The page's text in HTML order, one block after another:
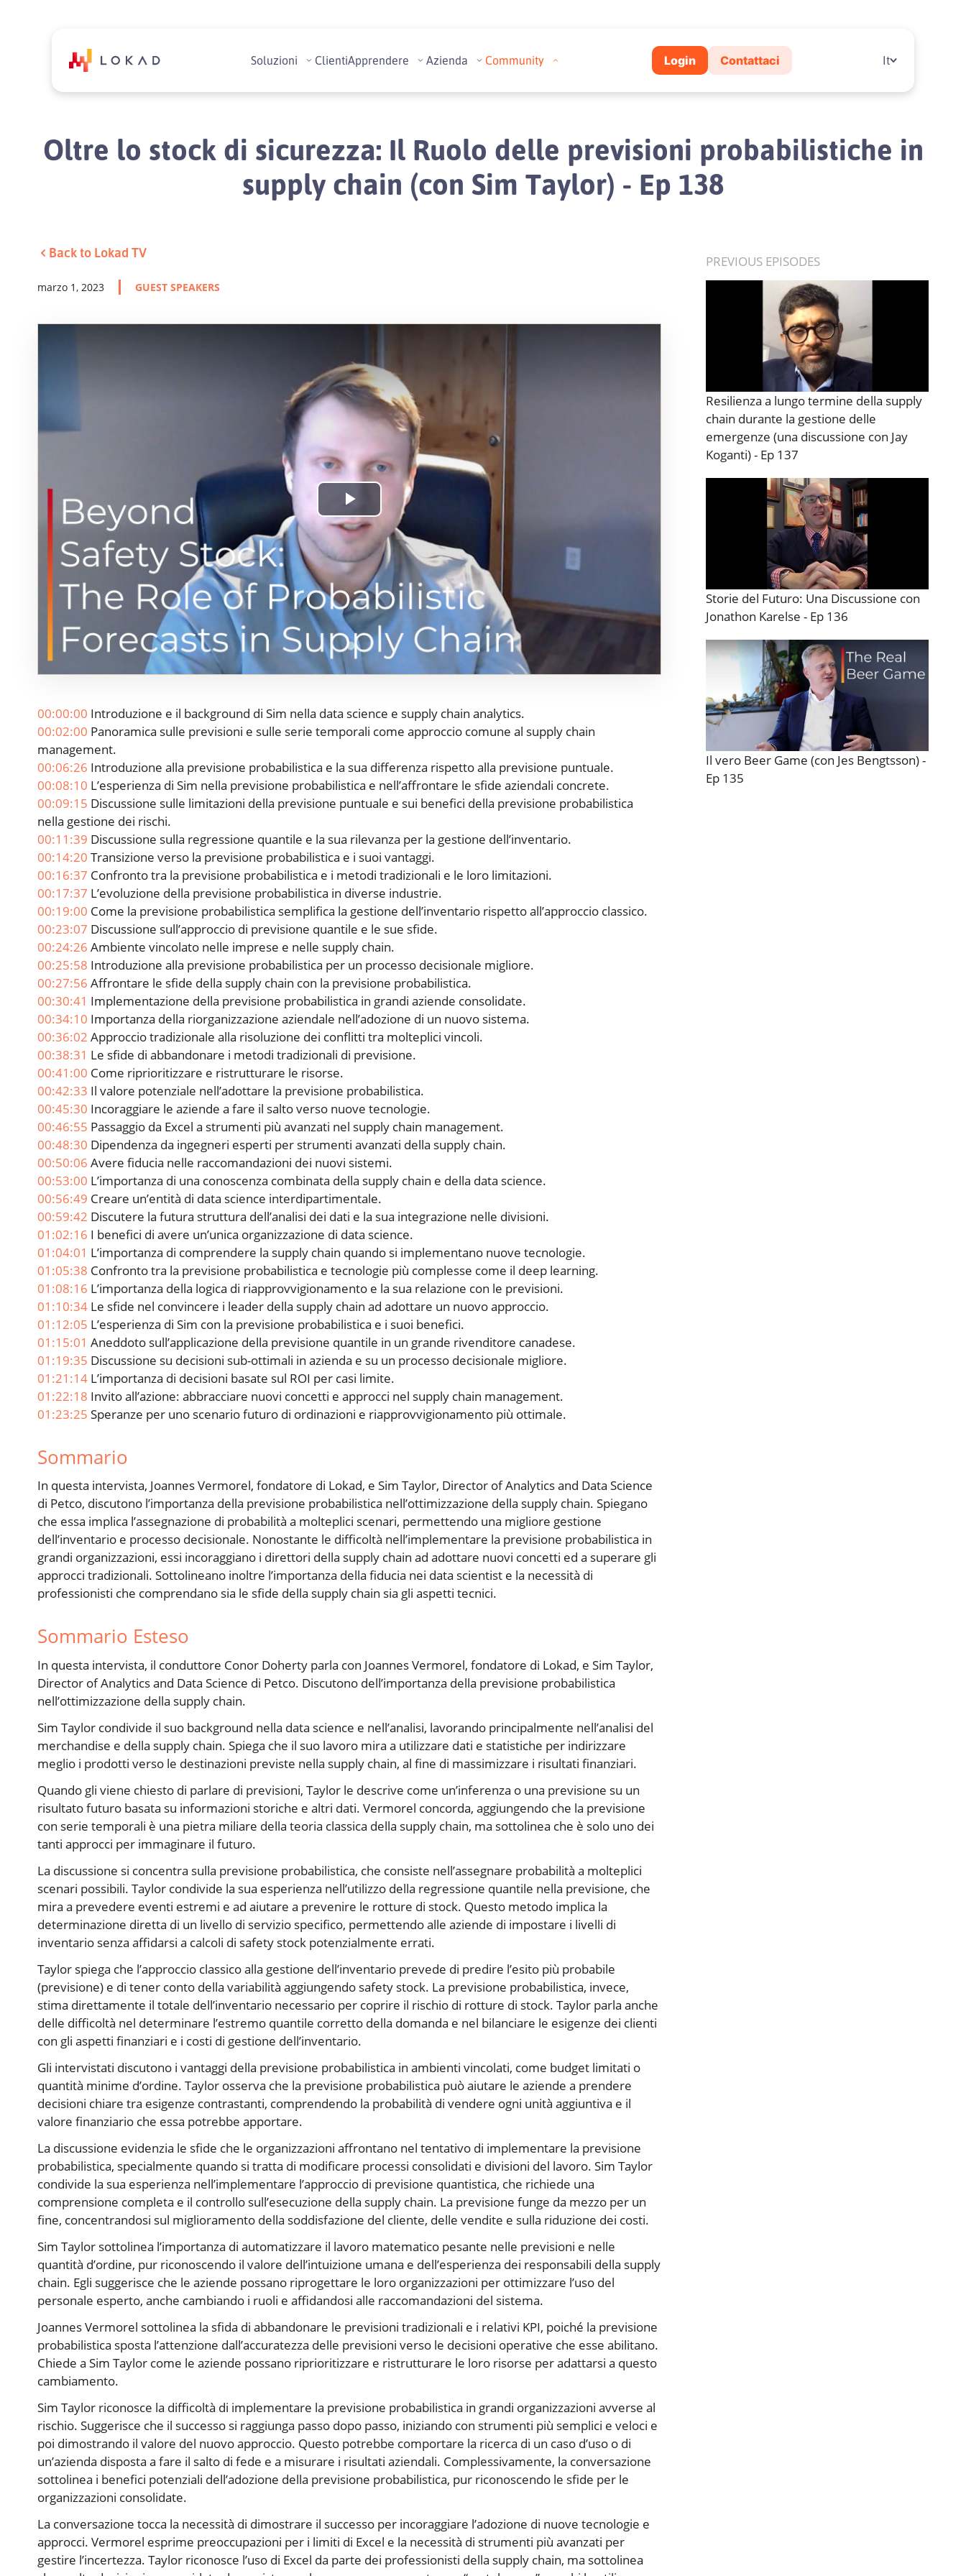
Soluzioni ClientiApprendere Azienda Community Login Contattaci It
Oltre lo stock di sicurezza: Il Ruolo delle previsioni probabilistiche in
supply chain (con Sim Taylor) - Ep 138
Back to Lokad TV
marzo 1, 2023 GUEST SPEAKERS
Play
Video
00:00:00 Introduzione e il background di Sim nella data science e supply chain analytics.
00:02:00 Panoramica sulle previsioni e sulle serie temporali come approccio comune al supply chain
management.
00:06:26 Introduzione alla previsione probabilistica e la sua differenza rispetto alla previsione puntuale.
00:08:10 L’esperienza di Sim nella previsione probabilistica e nell’affrontare le sfide aziendali concrete.
00:09:15 Discussione sulle limitazioni della previsione puntuale e sui benefici della previsione probabilistica
nella gestione dei rischi.
00:11:39 Discussione sulla regressione quantile e la sua rilevanza per la gestione dell’inventario.
00:14:20 Transizione verso la previsione probabilistica e i suoi vantaggi.
00:16:37 Confronto tra la previsione probabilistica e i metodi tradizionali e le loro limitazioni.
00:17:37 L’evoluzione della previsione probabilistica in diverse industrie.
00:19:00 Come la previsione probabilistica semplifica la gestione dell’inventario rispetto all’approccio classico.
00:23:07 Discussione sull’approccio di previsione quantile e le sue sfide.
00:24:26 Ambiente vincolato nelle imprese e nelle supply chain.
00:25:58 Introduzione alla previsione probabilistica per un processo decisionale migliore.
00:27:56 Affrontare le sfide della supply chain con la previsione probabilistica.
00:30:41 Implementazione della previsione probabilistica in grandi aziende consolidate.
00:34:10 Importanza della riorganizzazione aziendale nell’adozione di un nuovo sistema.
00:36:02 Approccio tradizionale alla risoluzione dei conflitti tra molteplici vincoli.
00:38:31 Le sfide di abbandonare i metodi tradizionali di previsione.
00:41:00 Come riprioritizzare e ristrutturare le risorse.
00:42:33 Il valore potenziale nell’adottare la previsione probabilistica.
00:45:30 Incoraggiare le aziende a fare il salto verso nuove tecnologie.
00:46:55 Passaggio da Excel a strumenti più avanzati nel supply chain management.
00:48:30 Dipendenza da ingegneri esperti per strumenti avanzati della supply chain.
00:50:06 Avere fiducia nelle raccomandazioni dei nuovi sistemi.
00:53:00 L’importanza di una conoscenza combinata della supply chain e della data science.
00:56:49 Creare un’entità di data science interdipartimentale.
00:59:42 Discutere la futura struttura dell’analisi dei dati e la sua integrazione nelle divisioni.
01:02:16 I benefici di avere un’unica organizzazione di data science.
01:04:01 L’importanza di comprendere la supply chain quando si implementano nuove tecnologie.
01:05:38 Confronto tra la previsione probabilistica e tecnologie più complesse come il deep learning.
01:08:16 L’importanza della logica di riapprovvigionamento e la sua relazione con le previsioni.
01:10:34 Le sfide nel convincere i leader della supply chain ad adottare un nuovo approccio.
01:12:05 L’esperienza di Sim con la previsione probabilistica e i suoi benefici.
01:15:01 Aneddoto sull’applicazione della previsione quantile in un grande rivenditore canadese.
01:19:35 Discussione su decisioni sub-ottimali in azienda e su un processo decisionale migliore.
01:21:14 L’importanza di decisioni basate sul ROI per casi limite.
01:22:18 Invito all’azione: abbracciare nuovi concetti e approcci nel supply chain management.
01:23:25 Speranze per uno scenario futuro di ordinazioni e riapprovvigionamento più ottimale.
Sommario
In questa intervista, Joannes Vermorel, fondatore di Lokad, e Sim Taylor, Director of Analytics and Data Science
di Petco, discutono l’importanza della previsione probabilistica nell’ottimizzazione della supply chain. Spiegano
che essa implica l’assegnazione di probabilità a molteplici scenari, permettendo una migliore gestione
dell’inventario e processo decisionale. Nonostante le difficoltà nell’implementare la previsione probabilistica in
grandi organizzazioni, essi incoraggiano i direttori della supply chain ad adottare nuovi concetti ed a superare gli
approcci tradizionali. Sottolineano inoltre l’importanza della fiducia nei data scientist e la necessità di
professionisti che comprendano sia le sfide della supply chain sia gli aspetti tecnici.
Sommario Esteso
In questa intervista, il conduttore Conor Doherty parla con Joannes Vermorel, fondatore di Lokad, e Sim Taylor,
Director of Analytics and Data Science di Petco. Discutono dell’importanza della previsione probabilistica
nell’ottimizzazione della supply chain.
Sim Taylor condivide il suo background nella data science e nell’analisi, lavorando principalmente nell’analisi del
merchandise e della supply chain. Spiega che il suo lavoro mira a utilizzare dati e statistiche per indirizzare
meglio i prodotti verso le destinazioni previste nella supply chain, al fine di massimizzare i risultati finanziari.
Quando gli viene chiesto di parlare di previsioni, Taylor le descrive come un’inferenza o una previsione su un
risultato futuro basata su informazioni storiche e altri dati. Vermorel concorda, aggiungendo che la previsione
con serie temporali è una pietra miliare della teoria classica della supply chain, ma sottolinea che è solo uno dei
tanti approcci per immaginare il futuro.
La discussione si concentra sulla previsione probabilistica, che consiste nell’assegnare probabilità a molteplici
scenari possibili. Taylor condivide la sua esperienza nell’utilizzo della regressione quantile nella previsione, che
mira a prevedere eventi estremi e ad aiutare a prevenire le rotture di stock. Questo metodo implica la
determinazione diretta di un livello di servizio specifico, permettendo alle aziende di impostare i livelli di
inventario senza affidarsi a calcoli di safety stock potenzialmente errati.
Taylor spiega che l’approccio classico alla gestione dell’inventario prevede di predire l’esito più probabile
(previsione) e di tener conto della variabilità aggiungendo safety stock. La previsione probabilistica, invece,
stima direttamente il totale dell’inventario necessario per coprire il rischio di rotture di stock. Taylor parla anche
delle difficoltà nel determinare l’estremo quantile corretto della domanda e nel bilanciare le esigenze dei clienti
con gli aspetti finanziari e i costi di gestione dell’inventario.
Gli intervistati discutono i vantaggi della previsione probabilistica in ambienti vincolati, come budget limitati o
quantità minime d’ordine. Taylor osserva che la previsione probabilistica può aiutare le aziende a prendere
decisioni chiare tra esigenze contrastanti, comprendendo la probabilità di vendere ogni unità aggiuntiva e il
valore finanziario che essa potrebbe apportare.
La discussione evidenzia le sfide che le organizzazioni affrontano nel tentativo di implementare la previsione
probabilistica, specialmente quando si tratta di modificare processi consolidati e divisioni del lavoro. Sim Taylor
condivide la sua esperienza nell’implementare l’approccio di previsione quantistica, che richiede una
comprensione completa e il controllo sull’esecuzione della supply chain. La previsione funge da mezzo per un
fine, concentrandosi sul miglioramento della soddisfazione del cliente, delle vendite e sulla riduzione dei costi.
Sim Taylor sottolinea l’importanza di automatizzare il lavoro matematico pesante nelle previsioni e nelle
quantità d’ordine, pur riconoscendo il valore dell’intuizione umana e dell’esperienza dei responsabili della supply
chain. Egli suggerisce che le aziende possano riprogettare le loro organizzazioni per ottimizzare l’uso del
personale esperto, anche cambiando i ruoli e affidandosi alle raccomandazioni del sistema.
Joannes Vermorel sottolinea la sfida di abbandonare le previsioni tradizionali e i relativi KPI, poiché la previsione
probabilistica sposta l’attenzione dall’accuratezza delle previsioni verso le decisioni operative che esse abilitano.
Chiede a Sim Taylor come le aziende possano riprioritizzare e ristrutturare le loro risorse per adattarsi a questo
cambiamento.
Sim Taylor riconosce la difficoltà di implementare la previsione probabilistica in grandi organizzazioni avverse al
rischio. Suggerisce che il successo si raggiunga passo dopo passo, iniziando con strumenti più semplici e veloci e
poi dimostrando il valore del nuovo approccio. Questo potrebbe comportare la ricerca di un caso d’uso o di
un’azienda disposta a fare il salto di fede e a misurare i risultati aziendali. Complessivamente, la conversazione
sottolinea i benefici potenziali dell’adozione della previsione probabilistica, pur riconoscendo le sfide per le
organizzazioni consolidate.
La conversazione tocca la necessità di dimostrare il successo per incoraggiare l’adozione di nuove tecnologie e
approcci. Vermorel esprime preoccupazioni per i limiti di Excel e la necessità di strumenti più avanzati per
gestire l’incertezza. Taylor riconosce l’uso di Excel da parte dei professionisti della supply chain, ma sottolinea
PREVIOUS EPISODES
Resilienza a lungo termine della supply
chain durante la gestione delle
emergenze (una discussione con Jay
Koganti) - Ep 137
Storie del Futuro: Una Discussione con
Jonathon Karelse - Ep 136
Il vero Beer Game (con Jes Bengtsson) -
Ep 135